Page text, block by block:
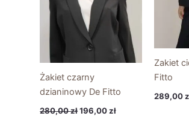
Żakiet czarny
dzianinowy De Fitto
280,00zł196,00zł
Zakiet
Fitto
289,00